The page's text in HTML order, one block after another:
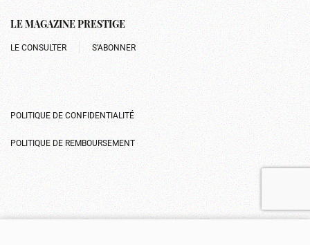
LE MAGAZINE PRESTIGE
LE CONSULTER S’ABONNER
POLITIQUE DE CONFIDENTIALITÉ
POLITIQUE DE REMBOURSEMENT